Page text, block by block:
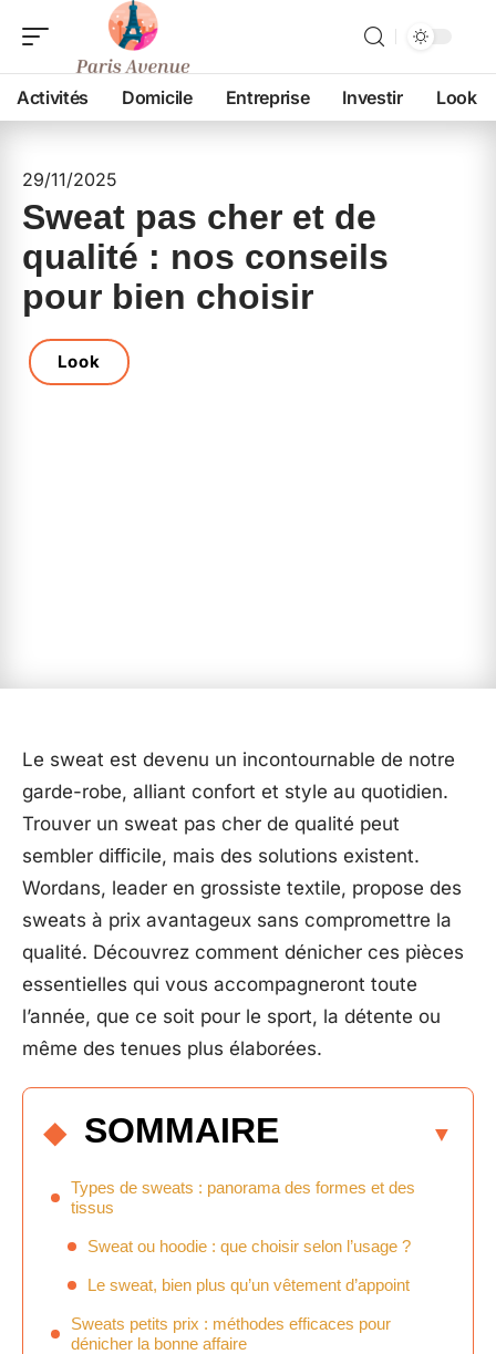
Activités Domicile Entreprise Investir Look
29/11/2025
Sweat pas cher et de
qualité : nos conseils
pour bien choisir
Look
Le sweat est devenu un incontournable de notre
garde-robe, alliant confort et style au quotidien.
Trouver un sweat pas cher de qualité peut
sembler difficile, mais des solutions existent.
Wordans, leader en grossiste textile, propose des
sweats à prix avantageux sans compromettre la
qualité. Découvrez comment dénicher ces pièces
essentielles qui vous accompagneront toute
l’année, que ce soit pour le sport, la détente ou
même des tenues plus élaborées.
SOMMAIRE
Types de sweats : panorama des formes et des
tissus
Sweat ou hoodie : que choisir selon l’usage ?
Le sweat, bien plus qu’un vêtement d’appoint
Sweats petits prix : méthodes efficaces pour
dénicher la bonne affaire